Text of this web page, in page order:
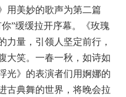
用美妙的歌声为第二篇
”缓缓拉开序幕。《玫瑰
力量，引领人坚定前行，
大笑。一春一秋，如诗如
光》的表演者们用婀娜的
古典舞的世界，将晚会拉